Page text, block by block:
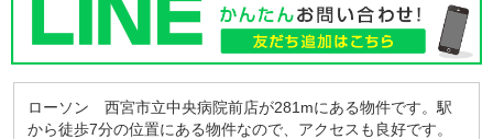
ローソン 西宮市立中央病院前店が281mにある物件です。駅
から徒歩7分の位置にある物件なので、アクセスも良好です。